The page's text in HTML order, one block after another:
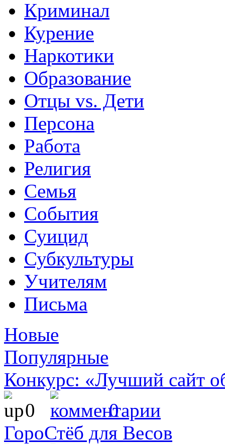
Криминал
Курение
Наркотики
Образование
Отцы vs. Дети
Персона
Работа
Религия
Семья
События
Суицид
Субкультуры
Учителям
Письма
Новые
Популярные
Конкурс: «Лучший сайт
0
0
ГороСтёб для Весов